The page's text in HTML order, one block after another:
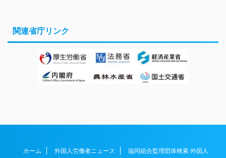
関連省庁リンク
ホーム 外国人労働者ニュース
協同組合監理団体検索 外国人